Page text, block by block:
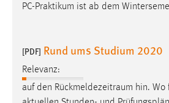
PC-Praktikum ist ab dem
[PDF] Rund ums Studium 2020
Relevanz:
auf den Rückmeldezeitraum hin.